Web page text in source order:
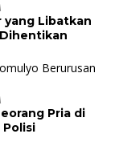
yang Libatkan
Pria di